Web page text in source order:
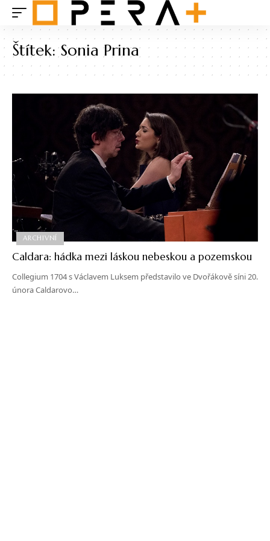
Štítek:Sonia Prina
ARCHIVNÍ
Caldara: hádka mezi láskou nebeskou a pozemskou
Collegium 1704 s Václavem Luksem představilo ve Dvořákově síni 20.
února Caldarovo…